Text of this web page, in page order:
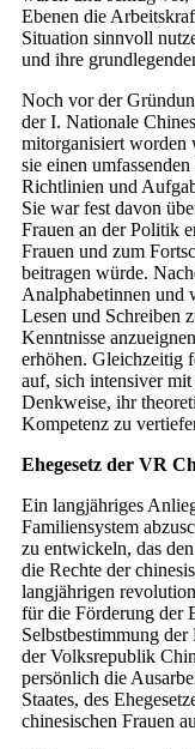
Ebenen die
Situation sinnvoll
und ihre
Noch vor der
der I. Nationale
mitorganisiert worden
sie einen
Richtlinien und
Sie war fest davon
Frauen an der Politik
Frauen und zum
beitragen würde.
Analphabetinnen und
Lesen und Schreiben
Kenntnisse
erhöhen. Gleichzeitig
auf, sich intensiver
Denkweise, ihr
Kompetenz zu
Ehegesetz der VR
Ein langjähriges
Familiensystem
zu entwickeln, das
die Rechte der
langjährigen
für die Förderung der
Selbstbestimmung
der Volksrepublik
persönlich die
Staates, des
chinesischen Frauen